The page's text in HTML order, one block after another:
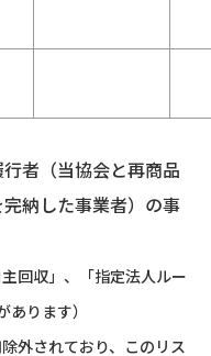
者（当協会と再商品
納した事業者）の事
回収」、「指定法人ルー
ります）
外されており、このリス